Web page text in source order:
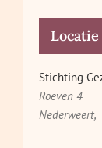
Locatie
Stichting
Roeven 4
Nederweert,